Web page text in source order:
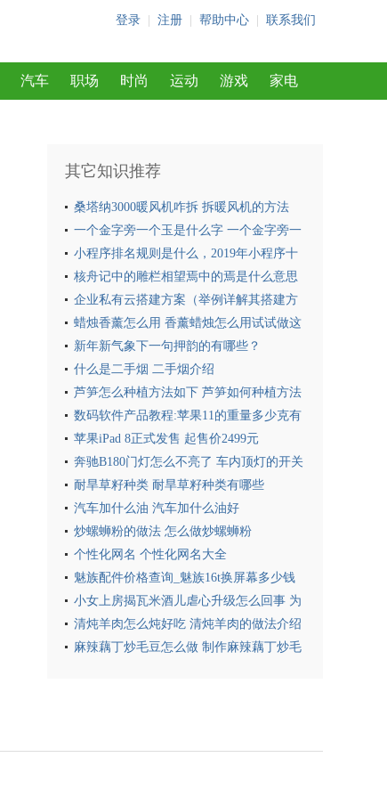
登录 注册 帮助中心 联系我们
汽车 职场 时尚 运动 游戏 家电
其它知识推荐
桑塔纳3000暖风机咋拆 拆暖风机的方法
一个金字旁一个玉是什么字 一个金字旁一
个玉这个字怎么组词
小程序排名规则是什么，2019年小程序十
大排行榜
核舟记中的雕栏相望焉中的焉是什么意思
核舟记中的雕栏相望焉中的焉含义
企业私有云搭建方案（举例详解其搭建方
法）
蜡烛香薰怎么用 香薰蜡烛怎么用试试做这
4个步骤
新年新气象下一句押韵的有哪些？
什么是二手烟 二手烟介绍
芦笋怎么种植方法如下 芦笋如何种植方法
如下
数码软件产品教程:苹果11的重量多少克有
多重
苹果iPad 8正式发售 起售价2499元
奔驰B180门灯怎么不亮了 车内顶灯的开关
没拨到位
耐旱草籽种类 耐旱草籽种类有哪些
汽车加什么油 汽车加什么油好
炒螺蛳粉的做法 怎么做炒螺蛳粉
个性化网名 个性化网名大全
魅族配件价格查询_魅族16t换屏幕多少钱
小女上房揭瓦米酒儿虐心升级怎么回事 为
什么小女上房揭瓦米酒儿虐心升级
清炖羊肉怎么炖好吃 清炖羊肉的做法介绍
麻辣藕丁炒毛豆怎么做 制作麻辣藕丁炒毛